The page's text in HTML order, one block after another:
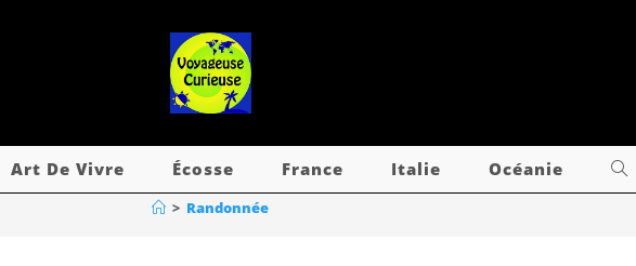
Art De Vivre Écosse France Italie Océanie
> Randonnée